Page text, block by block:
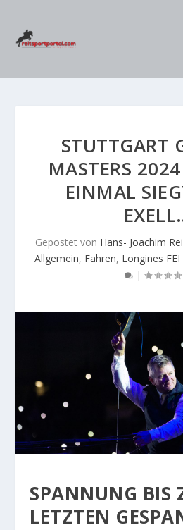
STUTTGART
MASTERS
EINMAL
Gepostet von Hans- Joachim
Allgemein, Fahren, Longines
|
SPANNUNG BIS
LETZTEN